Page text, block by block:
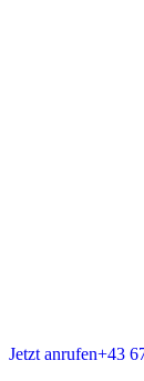
Jetzt anrufen+43